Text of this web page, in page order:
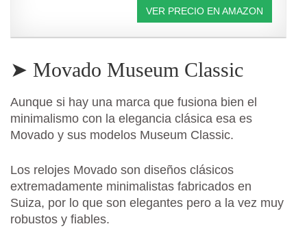
VER PRECIO EN AMAZON
➤ Movado Museum Classic
Aunque si hay una marca que fusiona bien el
minimalismo con la elegancia clásica esa es
Movado y sus modelos Museum Classic.
Los relojes Movado son diseños clásicos
extremadamente minimalistas fabricados en
Suiza, por lo que son elegantes pero a la vez muy
robustos y fiables.